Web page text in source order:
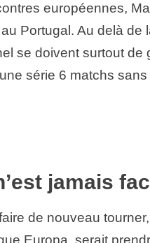
européennes,
Portugal. Au delà de
se doivent surtout
série 6 matchs
jamais
de nouveau
Europa, serait